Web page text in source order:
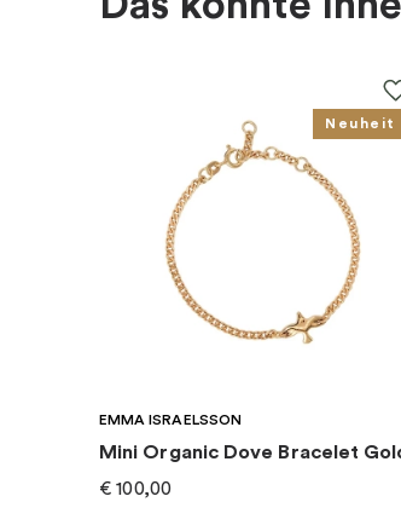
Charm
Kategorie Charms
Marke
Neuheit
EMMA ISRAELSSON
Mini Organic Dove Bracelet
€ 100,00